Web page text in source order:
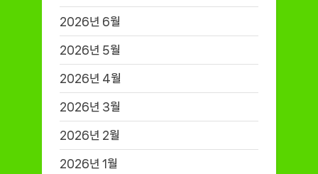
2026년 6월
2026년 5월
2026년 4월
2026년 3월
2026년 2월
2026년 1월